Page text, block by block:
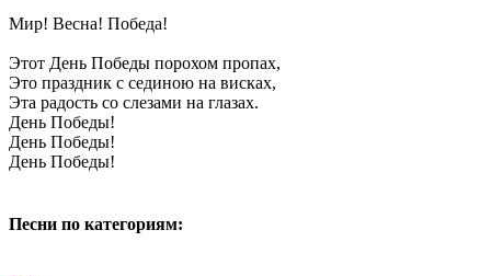
Мир! Весна! Победа!
Этот День Победы порохом пропах,
Это праздник с сединою на висках,
Эта радость со слезами на глазах.
День Победы!
День Победы!
День Победы!
Песни по категориям: